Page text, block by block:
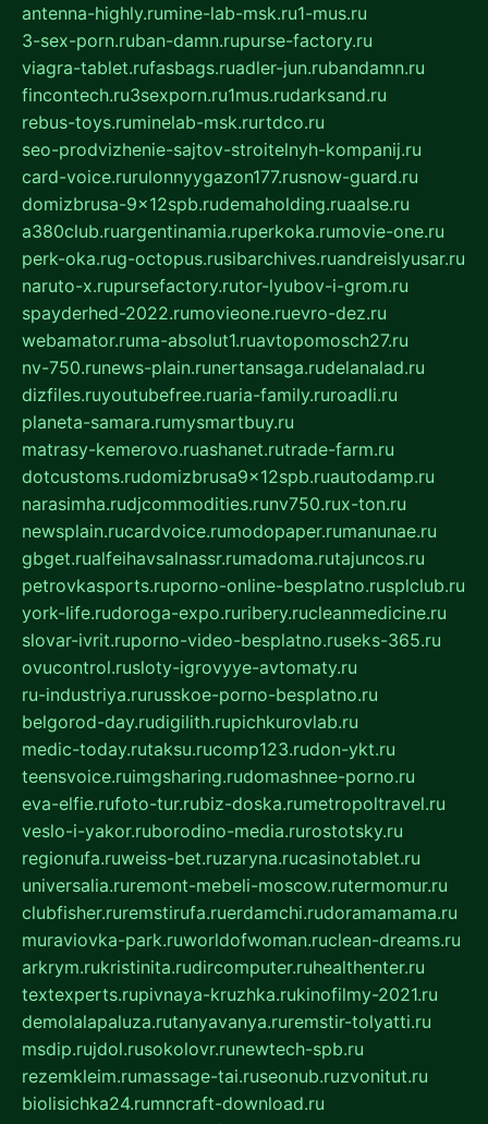
antenna-highly.rumine-lab-msk.ru1-mus.ru
3-sex-porn.ruban-damn.rupurse-factory.ru
viagra-tablet.rufasbags.ruadler-jun.rubandamn.ru
fincontech.ru3sexporn.ru1mus.rudarksand.ru
rebus-toys.ruminelab-msk.rurtdco.ru
seo-prodvizhenie-sajtov-stroitelnyh-kompanij.ru
card-voice.rurulonnyygazon177.rusnow-guard.ru
domizbrusa-9x12spb.rudemaholding.ruaalse.ru
a380club.ruargentinamia.ruperkoka.rumovie-one.ru
perk-oka.rug-octopus.rusibarchives.ruandreislyusar.ru
naruto-x.rupursefactory.rutor-lyubov-i-grom.ru
spayderhed-2022.rumovieone.ruevro-dez.ru
webamator.ruma-absolut1.ruavtopomosch27.ru
nv-750.runews-plain.runertansaga.rudelanalad.ru
dizfiles.ruyoutubefree.ruaria-family.ruroadli.ru
planeta-samara.rumysmartbuy.ru
matrasy-kemerovo.ruashanet.rutrade-farm.ru
dotcustoms.rudomizbrusa9x12spb.ruautodamp.ru
narasimha.rudjcommodities.runv750.rux-ton.ru
newsplain.rucardvoice.rumodopaper.rumanunae.ru
gbget.rualfeihavsalnassr.rumadoma.rutajuncos.ru
petrovkasports.ruporno-online-besplatno.rusplclub.ru
york-life.rudoroga-expo.ruribery.rucleanmedicine.ru
slovar-ivrit.ruporno-video-besplatno.ruseks-365.ru
ovucontrol.rusloty-igrovyye-avtomaty.ru
ru-industriya.rurusskoe-porno-besplatno.ru
belgorod-day.rudigilith.rupichkurovlab.ru
medic-today.rutaksu.rucomp123.rudon-ykt.ru
teensvoice.ruimgsharing.rudomashnee-porno.ru
eva-elfie.rufoto-tur.rubiz-doska.rumetropoltravel.ru
veslo-i-yakor.ruborodino-media.rurostotsky.ru
regionufa.ruweiss-bet.ruzaryna.rucasinotablet.ru
universalia.ruremont-mebeli-moscow.rutermomur.ru
clubfisher.ruremstirufa.ruerdamchi.rudoramamama.ru
muraviovka-park.ruworldofwoman.ruclean-dreams.ru
arkrym.rukristinita.rudircomputer.ruhealthenter.ru
textexperts.rupivnaya-kruzhka.rukinofilmy-2021.ru
demolalapaluza.rutanyavanya.ruremstir-tolyatti.ru
msdip.rujdol.rusokolovr.runewtech-spb.ru
rezemkleim.rumassage-tai.ruseonub.ruzvonitut.ru
biolisichka24.rumncraft-download.ru